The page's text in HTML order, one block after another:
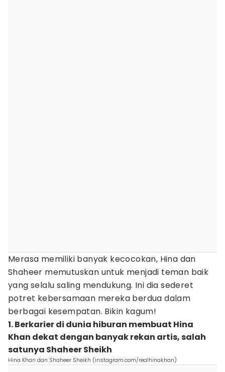
Merasa memiliki banyak kecocokan, Hina dan
Shaheer memutuskan untuk menjadi teman baik
yang selalu saling mendukung. Ini dia sederet
potret kebersamaan mereka berdua dalam
berbagai kesempatan. Bikin kagum!
1. Berkarier di dunia hiburan membuat Hina
Khan dekat dengan banyak rekan artis, salah
satunya Shaheer Sheikh
Hina Khan dan Shaheer Sheikh (instagram.com/realhinakhan)